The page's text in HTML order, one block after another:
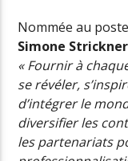
Nommée au
Simone Strickner
« Fournir à
se révéler,
d’intégrer le
diversifier les
les partenariats